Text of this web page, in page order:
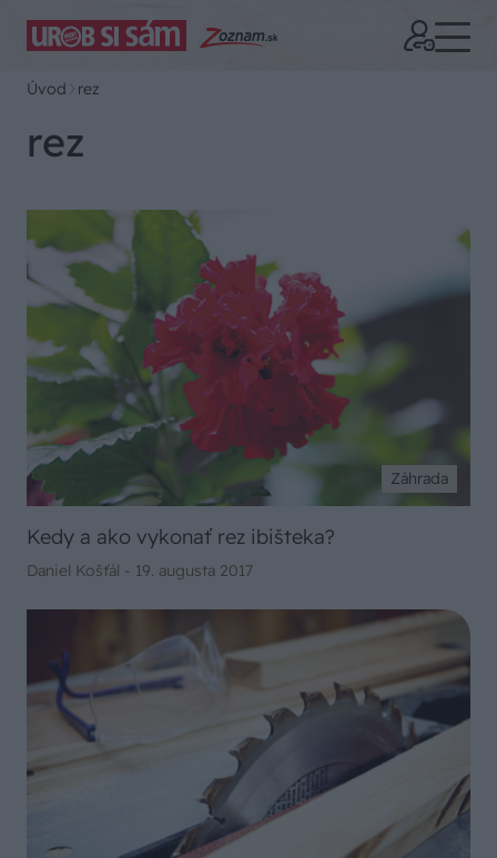
Úvod rez
rez
Záhrada
Kedy a ako vykonať rez ibišteka?
Daniel Košťál - 19. augusta 2017